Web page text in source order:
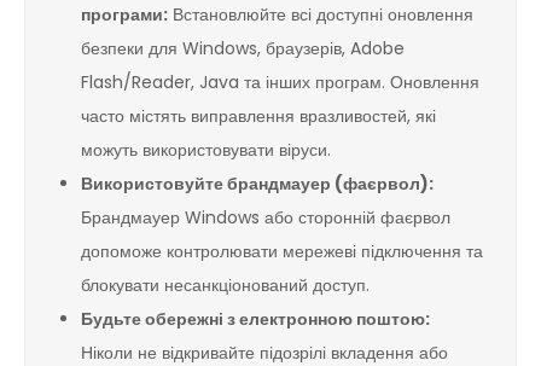
програми: Встановлюйте всі доступні оновлення
безпеки для Windows, браузерів, Adobe
Flash/Reader, Java та інших програм. Оновлення
часто містять виправлення вразливостей, які
можуть використовувати віруси.
Використовуйте брандмауер (фаєрвол):
Брандмауер Windows або сторонній фаєрвол
допоможе контролювати мережеві підключення та
блокувати несанкціонований доступ.
Будьте обережні з електронною поштою:
Ніколи не відкривайте підозрілі вкладення або